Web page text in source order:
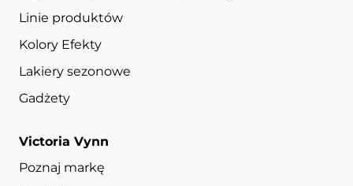
Linie produktów
Kolory Efekty
Lakiery sezonowe
Gadżety
Victoria Vynn
Poznaj markę